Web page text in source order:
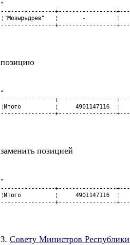
"
----------------+-----------------
¦"Мозырьдрев"   ¦       -         ¦
----------------+-----------------
позицию
"
----------------+-----------------
¦Итого          ¦     4901147116
----------------+-----------------
заменить позицией
"
----------------+-----------------
¦Итого          ¦     4901147116
----------------+-----------------
3. Совету Министров Республики